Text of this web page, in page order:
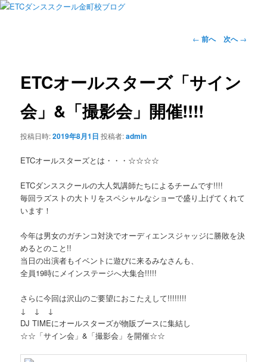
投
ビ
ゲ
シ
← 前へ 次へ→
ETCオールスターズ「サイン
会」&「撮影会」開催!!!!
投稿日時:2019年8月1日 投稿者:admin
ETCオールスターズとは・・・☆☆☆☆
ETCダンススクールの大人気講師たちによるチームです!!!!
毎回ラズストの大トリをスペシャルなショーで盛り上げてくれて
います！
今年は男女のガチンコ対決でオーディエンスジャッジに勝敗を決
めるとのこと!!
当日の出演者もイベントに遊びに来るみなさんも、
全員19時にメインステージへ大集合!!!!!
さらに今回は沢山のご要望におこたえして!!!!!!!!
↓ ↓ ↓
DJ TIMEにオールスターズが物販ブースに集結し
☆☆「サイン会」&「撮影会」を開催☆☆